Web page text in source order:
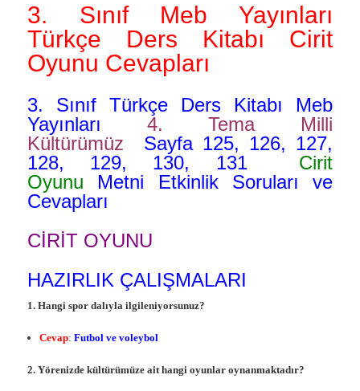
3. Sınıf Meb Yayınları
Türkçe Ders Kitabı Cirit
Oyunu Cevapları
3. Sınıf Türkçe Ders Kitabı Meb
Yayınları 4. Tema Milli
Kültürümüz
Sayfa 125, 126, 127,
128, 129, 130, 131 Cirit
Oyunu Metni Etkinlik Soruları ve
Cevapları
CİRİT OYUNU
HAZIRLIK ÇALIŞMALARI
1. Hangi spor dalıyla ilgileniyorsunuz?
Cevap:Futbol ve voleybol
2. Yörenizde kültürümüze ait hangi oyunlar oynanmaktadır?